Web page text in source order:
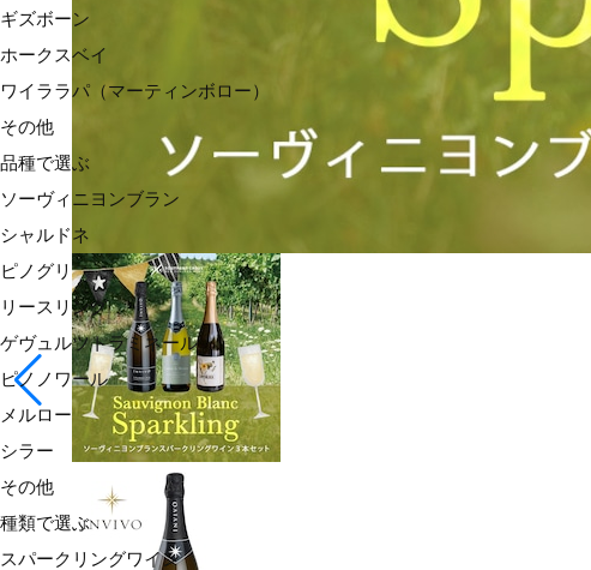
ギズボーン
ホークスベイ
ワイララパ（マーティンボロー）
その他
品種で選ぶ
ソーヴィニヨンブラン
シャルドネ
ピノグリ
リースリング
ゲヴュルツトラミネール
ピノノワール
メルロー
シラー
その他
種類で選ぶ
スパークリングワイン